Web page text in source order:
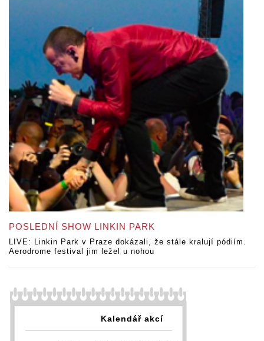
POSLEDNÍ SHOW LINKIN PARK
LIVE: Linkin Park v Praze dokázali, že stále kralují pódiím.
Aerodrome festival jim ležel u nohou
Kalendář akcí